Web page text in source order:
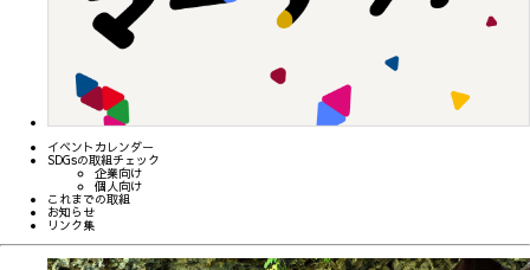
イベントカレンダー
SDGsの取組チェック
企業向け
個人向け
これまでの取組
お知らせ
リンク集